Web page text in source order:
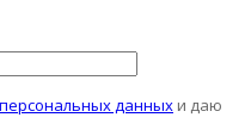
данных и даю